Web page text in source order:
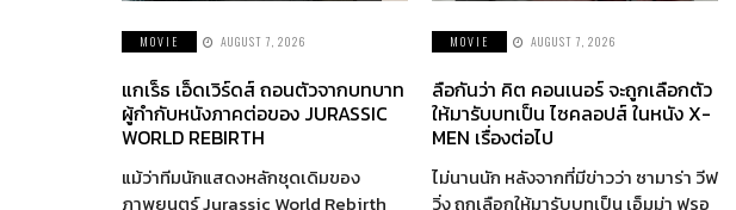
MOVIE AUGUST 7, 2026
แกเร็ธ เอ็ดเวิร์ดส์ ถอนตัวจากบทบาท
ผู้กำกับหนังภาคต่อของ JURASSIC
WORLD REBIRTH
แม้ว่าทีมนักแสดงหลักชุดเดิมของ
ภาพยนตร์ Jurassic World Rebirth
MOVIE AUGUST 7, 2026
ลือกันว่า คิต คอนเนอร์ จะถูกเลือกตัว
ให้มารับบทเป็น ไซคลอปส์ ในหนัง X-
MEN เรื่องต่อไป
ไม่นานนัก หลังจากที่มีข่าวว่า ซามาร่า วีฟ
วิ่ง ถูกเลือกให้มารับบทเป็น เอ็มม่า ฟรอ